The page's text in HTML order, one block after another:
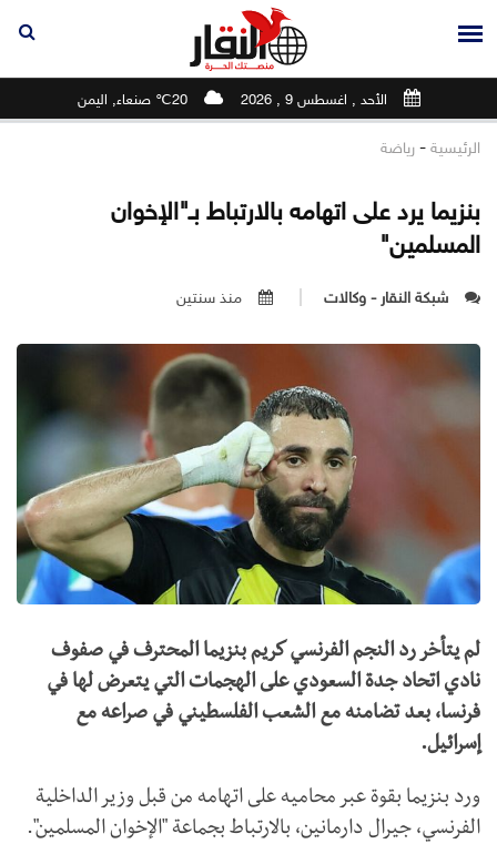
الأحد , اغسطس 9 , 2026 20℃ صنعاء, اليمن
الرئيسية - رياضة
بنزيما يرد على اتهامه بالارتباط بـ"الإخوان
المسلمين"
شبكة النقار - وكالات منذ سنتين
لم يتأخر رد النجم الفرنسي كريم بنزيما المحترف في صفوف
نادي اتحاد جدة السعودي على الهجمات التي يتعرض لها في
فرنسا، بعد تضامنه مع الشعب الفلسطيني في صراعه مع
إسرائيل.
ورد بنزيما بقوة عبر محاميه على اتهامه من قبل وزير الداخلية
الفرنسي، جيرال دارمانين، بالارتباط بجماعة "الإخوان المسلمين".